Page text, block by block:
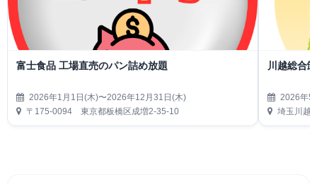
富士食品 工場直売のパン詰め放題
2026年1月1日(木)〜2026年12月31日(木)
〒175-0094 東京都板橋区成増2-35-10
川越総合
2026年5
埼玉川越